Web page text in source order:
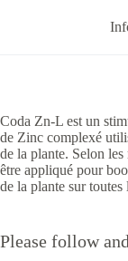
Coda Zn-L est un
de Zinc complexé
de la plante. Selon
être appliqué pour
de la plante sur toutes
Please follow